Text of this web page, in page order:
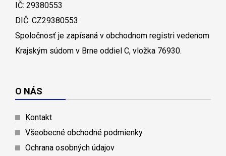
IČ: 29380553
DIČ: CZ29380553
Spoločnosť je zapísaná v obchodnom registri vedenom
Krajským súdom v Brne oddiel C, vložka 76930.
O NÁS
Kontakt
Všeobecné obchodné podmienky
Ochrana osobných údajov